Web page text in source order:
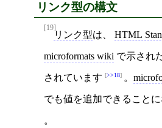
リンク型の構文
[19]
リンク型は、 HTML
microformats wiki で示され
されています >>18 。
でも値を追加できること
。